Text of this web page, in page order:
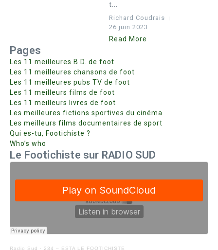
t...
Richard Coudrais
26 juin 2023
Read More
Pages
Les 11 meilleures B.D. de foot
Les 11 meilleures chansons de foot
Les 11 meilleures pubs TV de foot
Les 11 meilleurs films de foot
Les 11 meilleurs livres de foot
Les meilleures fictions sportives du cinéma
Les meilleurs films documentaires de sport
Qui es-tu, Footichiste ?
Who’s who
Le Footichiste sur RADIO SUD
Radio Sud · 234 – ESTA LE FOOTICHISTE